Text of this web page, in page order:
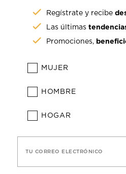
Regístrate y recibe
Las últimas
Promociones,
MUJER
HOMBRE
HOGAR
TU CORREO ELECTRÓNICO